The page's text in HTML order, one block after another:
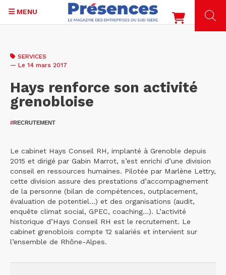
contenu
MENU
SERVICES
— Le 14 mars 2017
Hays renforce son activité
grenobloise
#RECRUTEMENT
Le cabinet Hays Conseil RH, implanté à Grenoble depuis
2015 et dirigé par Gabin Marrot, s’est enrichi d’une division
conseil en ressources humaines. Pilotée par Marlène Lettry,
cette division assure des prestations d’accompagnement
de la personne (bilan de compétences, outplacement,
évaluation de potentiel…) et des organisations (audit,
enquête climat social, GPEC, coaching…). L’activité
historique d’Hays Conseil RH est le recrutement. Le
cabinet grenoblois compte 12 salariés et intervient sur
l’ensemble de Rhône-Alpes.